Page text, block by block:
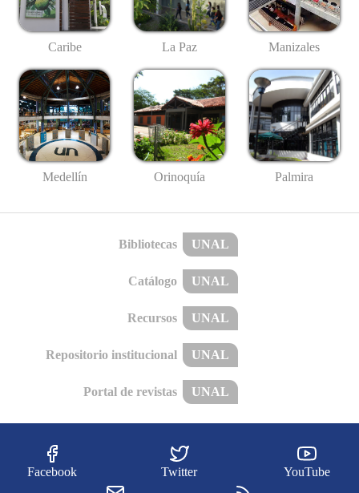
Caribe La Paz Manizales
Medellín Orinoquía Palmira
Bibliotecas UNAL
Catálogo UNAL
Recursos UNAL
Repositorio institucional UNAL
Portal de revistas UNAL
Facebook Twitter YouTube